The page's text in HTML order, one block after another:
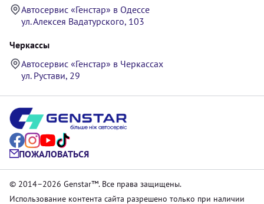
Автосервис «Генстар» в Одессе
ул. Алексея Вадатурского, 103
Черкассы
Автосервис «Генстар» в Черкассах
ул. Рустави, 29
ПОЖАЛОВАТЬСЯ
© 2014–2026 Genstar™. Все права защищены.
Использование контента сайта разрешено только при наличии